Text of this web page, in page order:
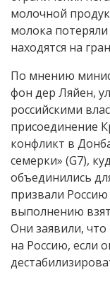
молочной
молока
находятся на
По мнению
фон дер Ляйен,
российскими
присоединение
конфликт в
семерки» (G7),
объединились
призвали
выполнению
Они заявили,
на Россию, если